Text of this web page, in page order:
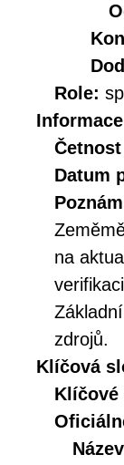
Role:
Datum
na
zdrojů.
Klíčová
Klíčové